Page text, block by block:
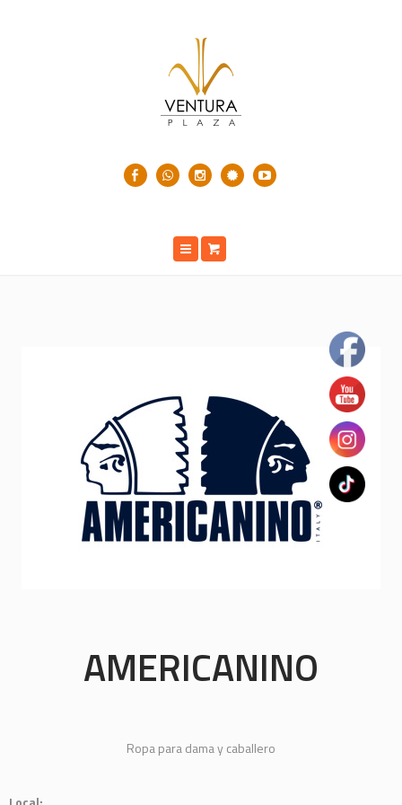
AMERICANINO
Ropa para dama y caballero